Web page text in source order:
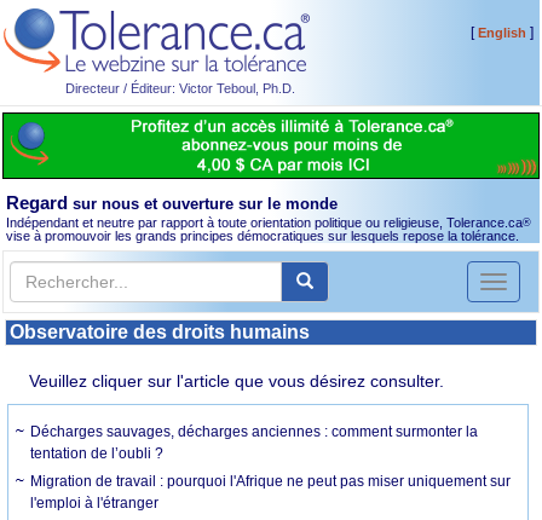
Directeur / Éditeur: Victor Teboul, Ph.D.
[English ]
Regard sur nous et ouverture sur le monde
Indépendant et neutre par rapport à toute orientation politique ou religieuse, Tolerance.ca®
vise à promouvoir les grands principes démocratiques sur lesquels repose la tolérance.
Toggle
Observatoire des droits humains
Veuillez cliquer sur l'article que vous désirez consulter.
Décharges sauvages, décharges anciennes : comment surmonter la
tentation de l’oubli ?
Migration de travail : pourquoi l'Afrique ne peut pas miser uniquement sur
l'emploi à l'étranger